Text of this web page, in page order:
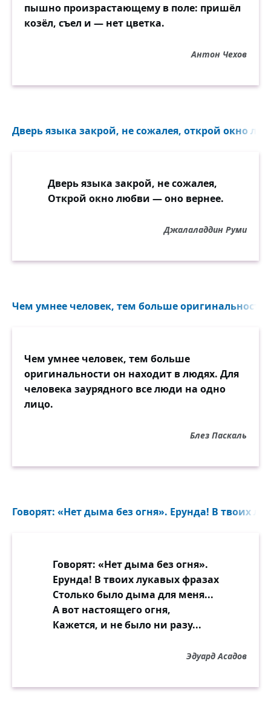
пышно произрастающему в поле: пришёл
козёл, съел и — нет цветка.
Антон Чехов
Дверь языка закрой, не сожалея, открой окно
Дверь языка закрой, не сожалея,
Открой окно любви — оно вернее.
Джалаладдин Руми
Чем умнее человек, тем больше оригинальности
Чем умнее человек, тем больше
оригинальности он находит в людях. Для
человека заурядного все люди на одно
лицо.
Блез Паскаль
Говорят: «Нет дыма без огня». Ерунда! В твоих
Говорят: «Нет дыма без огня».
Ерунда! В твоих лукавых фразах
Столько было дыма для меня...
А вот настоящего огня,
Кажется, и не было ни разу...
Эдуард Асадов